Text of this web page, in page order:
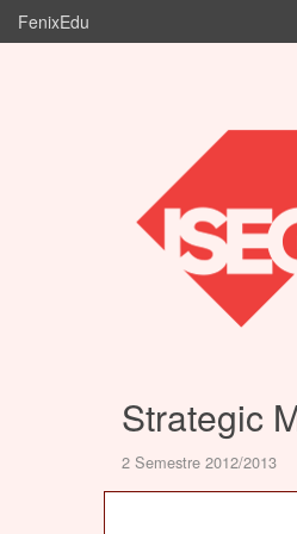
FenixEdu
Strategic
2 Semestre 2012/2013